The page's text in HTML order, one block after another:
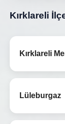
Kırklareli
Kırklareli
Lüleburgaz